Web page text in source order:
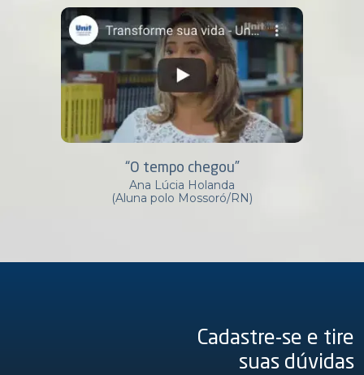
“O tempo chegou”
Ana Lúcia Holanda
(Aluna polo Mossoró/RN)
Cadastre-se e tire
suas dúvidas